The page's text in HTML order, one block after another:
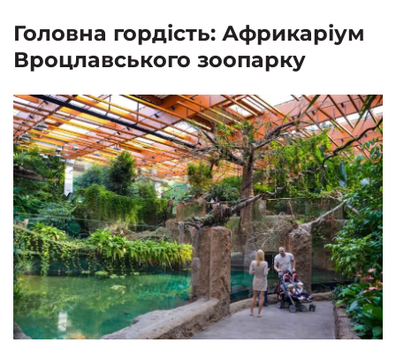
Головна гордість: Африкаріум
Вроцлавського зоопарку